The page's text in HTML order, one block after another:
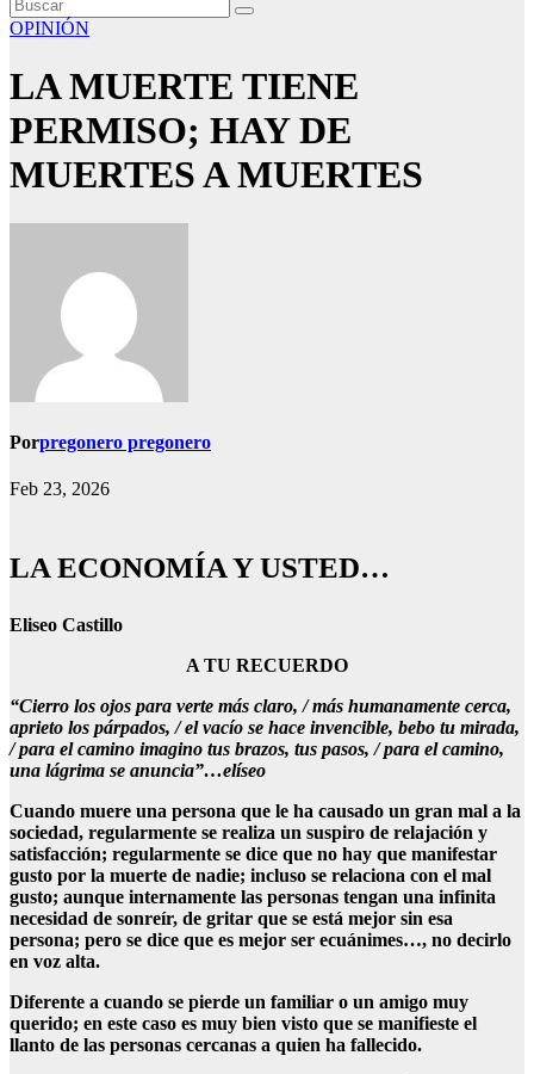
OPINIÓN
LA MUERTE TIENE
PERMISO; HAY DE
MUERTES A MUERTES
Porpregonero pregonero
Feb 23, 2026
LA ECONOMÍA Y USTED…
Eliseo Castillo
A TU RECUERDO
“Cierro los ojos para verte más claro, / más humanamente cerca,
aprieto los párpados, / el vacío se hace invencible, bebo tu mirada,
/ para el camino imagino tus brazos, tus pasos, / para el camino,
una lágrima se anuncia”…elíseo
Cuando muere una persona que le ha causado un gran mal a la
sociedad, regularmente se realiza un suspiro de relajación y
satisfacción; regularmente se dice que no hay que manifestar
gusto por la muerte de nadie; incluso se relaciona con el mal
gusto; aunque internamente las personas tengan una infinita
necesidad de sonreír, de gritar que se está mejor sin esa
persona; pero se dice que es mejor ser ecuánimes…, no decirlo
en voz alta.
Diferente a cuando se pierde un familiar o un amigo muy
querido; en este caso es muy bien visto que se manifieste el
llanto de las personas cercanas a quien ha fallecido.